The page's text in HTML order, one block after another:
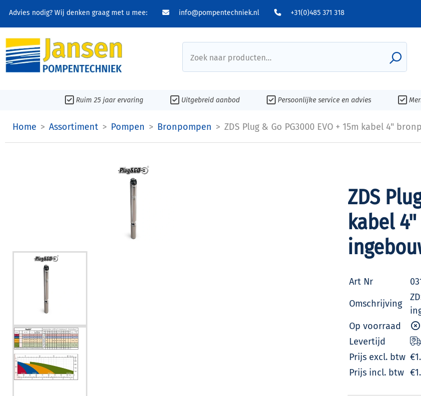
Zoek naar producten...
Advies nodig? Wij denken graag met u mee: info@pompentechniek.nl +31(0)485 371 318
Ruim 25 jaar ervaring Uitgebreid aanbod Persoonlijke service en advies
Home Assortiment Pompen Bronpompen ZDS Plug & Go PG3000 EVO + 15m kabel 4"
ZDS
kabel
Art Nr
Omschrijving
Op voorraad
Levertijd
Prijs excl. btw
Prijs incl. btw